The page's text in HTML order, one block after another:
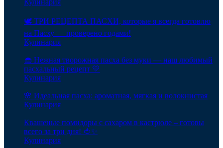
🕊️ ТРИ РЕЦЕПТА ПАСХИ, которые я всегда готовлю
на Пасху — проверено годами!
Кулинария
🧁 Нежная творожная пасха без муки — наш любимый
пасхальный рецепт 💛
Кулинария
🌸 Идеальная пасха: ароматная, мягкая и волокнистая
Кулинария
Квашеные помидоры с сахаром в кастрюле – готовы
всего за три дня! 🍅✨
Кулинария